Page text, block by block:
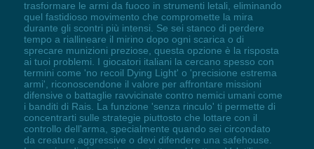
trasformare le armi da fuoco in strumenti letali, eliminando
quel fastidioso movimento che compromette la mira
durante gli scontri più intensi. Se sei stanco di perdere
tempo a riallineare il mirino dopo ogni scarica o di
sprecare munizioni preziose, questa opzione è la risposta
ai tuoi problemi. I giocatori italiani la cercano spesso con
termini come 'no recoil Dying Light' o 'precisione estrema
armi', riconoscendone il valore per affrontare missioni
difensive o battaglie ravvicinate contro nemici umani come
i banditi di Rais. La funzione 'senza rinculo' ti permette di
concentrarti sulle strategie piuttosto che lottare con il
controllo dell'arma, specialmente quando sei circondato
da creature aggressive o devi difendere una safehouse.